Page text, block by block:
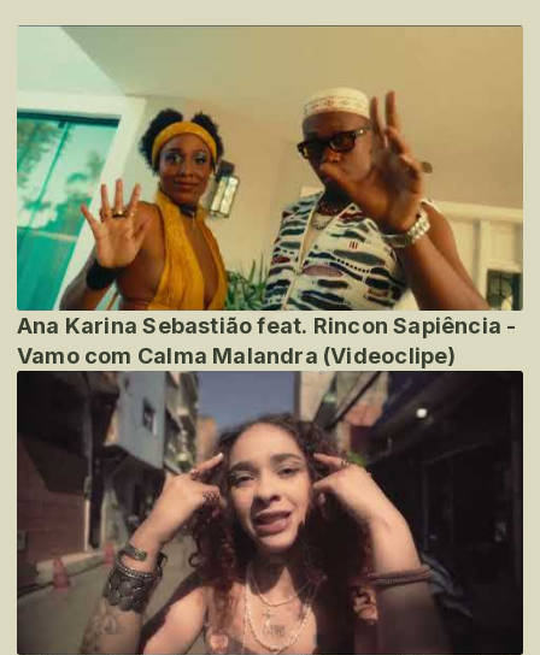
Ana Karina Sebastião feat. Rincon Sapiência -
Vamo com Calma Malandra (Videoclipe)